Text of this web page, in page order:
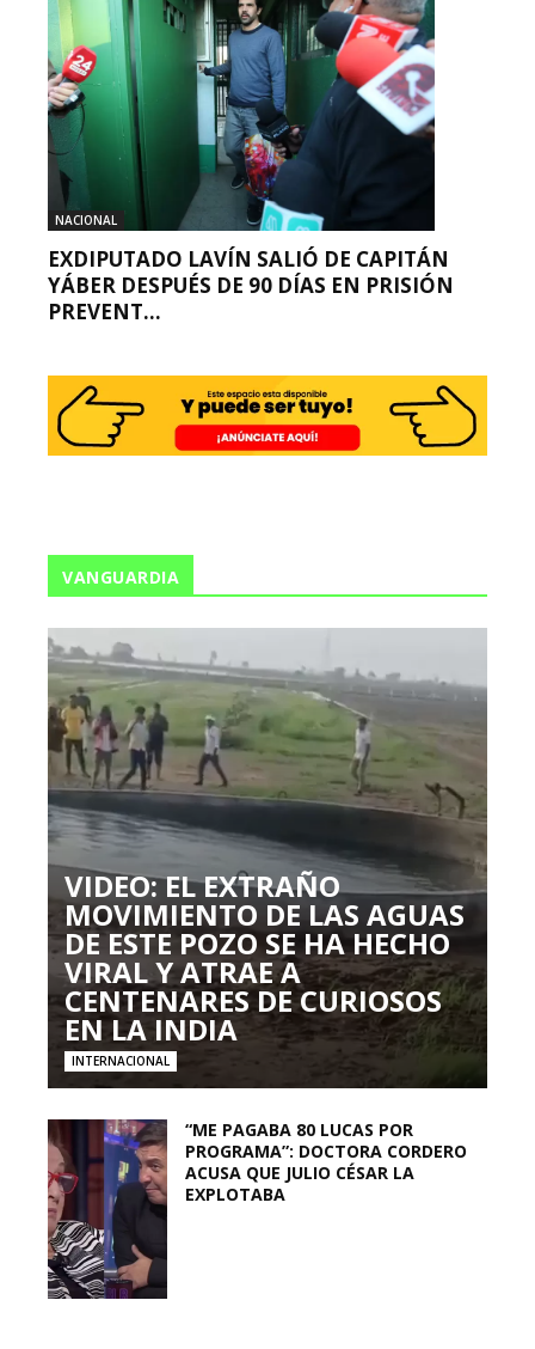
NACIONAL
EXDIPUTADO LAVÍN SALIÓ DE CAPITÁN
YÁBER DESPUÉS DE 90 DÍAS EN PRISIÓN
PREVENT...
VANGUARDIA
VIDEO: EL EXTRAÑO
MOVIMIENTO DE LAS AGUAS
DE ESTE POZO SE HA HECHO
VIRAL Y ATRAE A
CENTENARES DE CURIOSOS
EN LA INDIA
INTERNACIONAL
“ME PAGABA 80 LUCAS POR
PROGRAMA”: DOCTORA CORDERO
ACUSA QUE JULIO CÉSAR LA
EXPLOTABA